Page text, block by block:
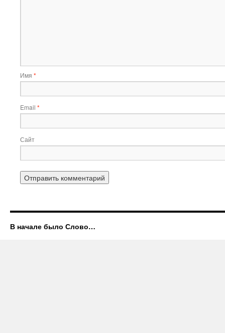
Имя *
Email *
Сайт
В начале было Слово…